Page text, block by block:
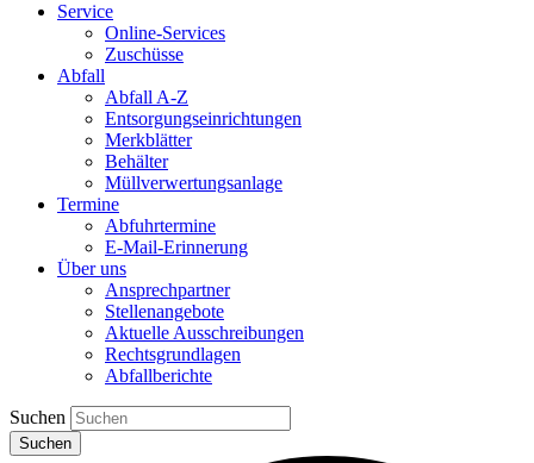
Service
Online-Services
Zuschüsse
Abfall
Abfall A-Z
Entsorgungseinrichtungen
Merkblätter
Behälter
Müllverwertungsanlage
Termine
Abfuhrtermine
E-Mail-Erinnerung
Über uns
Ansprechpartner
Stellenangebote
Aktuelle Ausschreibungen
Rechtsgrundlagen
Abfallberichte
Suchen
Suchen